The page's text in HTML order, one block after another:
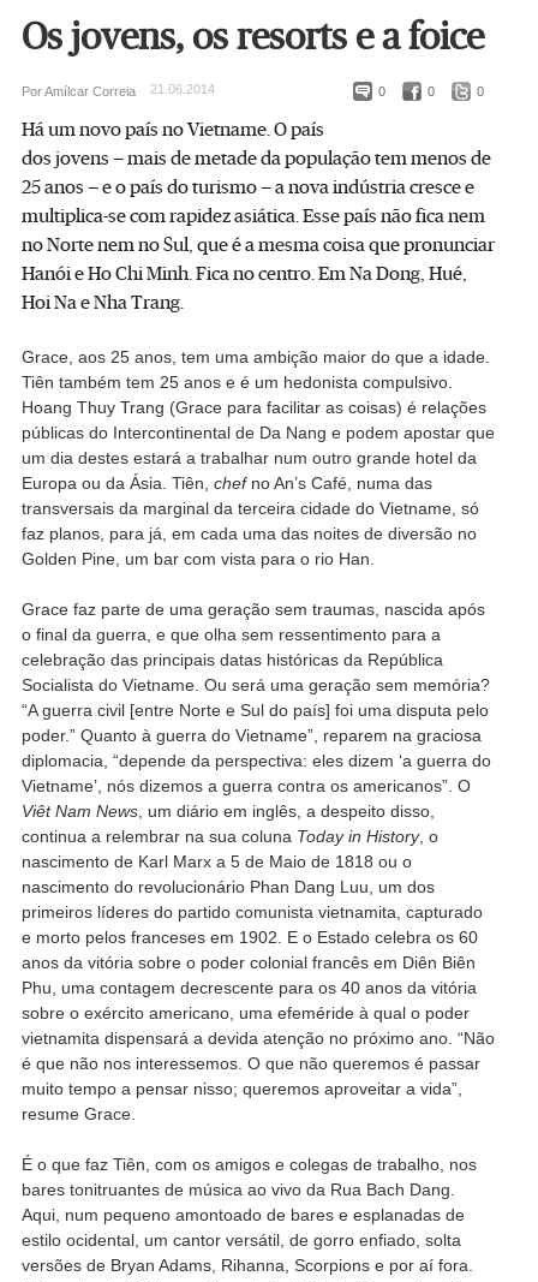
Os jovens, os resorts e a foice
0 0 0
Por Amílcar Correia 21.06.2014
Há um novo país no Vietname. O país
dos jovens — mais de metade da população tem menos de
25 anos — e o país do turismo — a nova indústria cresce e
multiplica-se com rapidez asiática. Esse país não fica nem
no Norte nem no Sul, que é a mesma coisa que pronunciar
Hanói e Ho Chi Minh. Fica no centro. Em Na Dong, Hué,
Hoi Na e Nha Trang.
Grace, aos 25 anos, tem uma ambição maior do que a idade.
Tiên também tem 25 anos e é um hedonista compulsivo.
Hoang Thuy Trang (Grace para facilitar as coisas) é relações
públicas do Intercontinental de Da Nang e podem apostar que
um dia destes estará a trabalhar num outro grande hotel da
Europa ou da Ásia. Tiên, chefno An’s Café, numa das
transversais da marginal da terceira cidade do Vietname, só
faz planos, para já, em cada uma das noites de diversão no
Golden Pine, um bar com vista para o rio Han.
Grace faz parte de uma geração sem traumas, nascida após
o final da guerra, e que olha sem ressentimento para a
celebração das principais datas históricas da República
Socialista do Vietname. Ou será uma geração sem memória?
“A guerra civil [entre Norte e Sul do país] foi uma disputa pelo
poder.” Quanto à guerra do Vietname”, reparem na graciosa
diplomacia, “depende da perspectiva: eles dizem ‘a guerra do
Vietname’, nós dizemos a guerra contra os americanos”. O
Viêt Nam News, um diário em inglês, a despeito disso,
continua a relembrar na sua coluna Today in History, o
nascimento de Karl Marx a 5 de Maio de 1818 ou o
nascimento do revolucionário Phan Dang Luu, um dos
primeiros líderes do partido comunista vietnamita, capturado
e morto pelos franceses em 1902. E o Estado celebra os 60
anos da vitória sobre o poder colonial francês em Diên Biên
Phu, uma contagem decrescente para os 40 anos da vitória
sobre o exército americano, uma efeméride à qual o poder
vietnamita dispensará a devida atenção no próximo ano. “Não
é que não nos interessemos. O que não queremos é passar
muito tempo a pensar nisso; queremos aproveitar a vida”,
resume Grace.
É o que faz Tiên, com os amigos e colegas de trabalho, nos
bares tonitruantes de música ao vivo da Rua Bach Dang.
Aqui, num pequeno amontoado de bares e esplanadas de
estilo ocidental, um cantor versátil, de gorro enfiado, solta
versões de Bryan Adams, Rihanna, Scorpions e por aí fora.